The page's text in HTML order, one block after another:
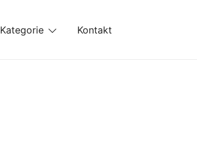
Kategorie Kontakt